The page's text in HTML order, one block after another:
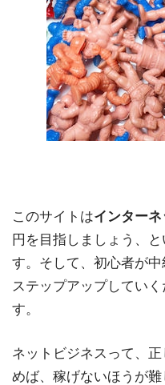
このサイトはインター
円を目指しましょう、
す。そして、初心者が
ステップアップしてい
す。
ネットビジネスって、
めば、稼げないほうが難